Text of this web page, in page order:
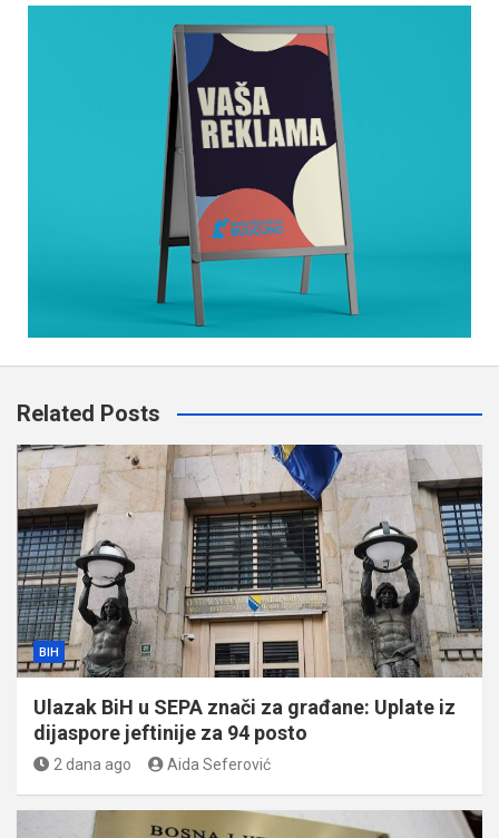
Related Posts
BIH
Ulazak BiH u SEPA znači za građane: Uplate iz
dijaspore jeftinije za 94 posto
2 dana ago Aida Seferović